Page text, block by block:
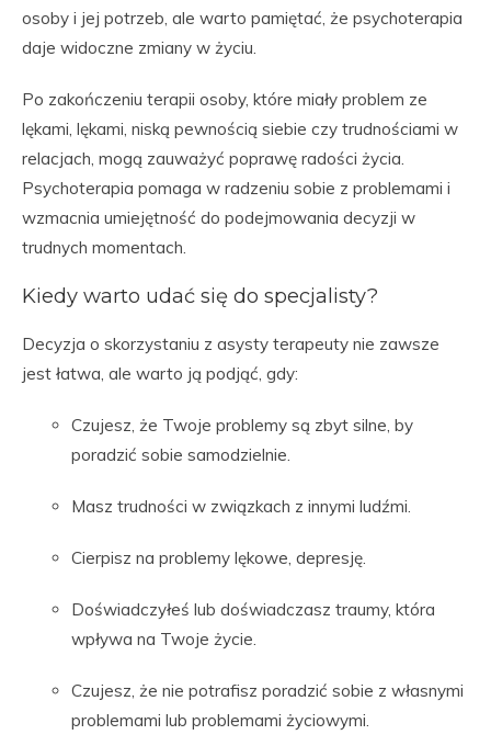
osoby i jej potrzeb, ale warto pamiętać, że psychoterapia
daje widoczne zmiany w życiu.
Po zakończeniu terapii osoby, które miały problem ze
lękami, lękami, niską pewnością siebie czy trudnościami w
relacjach, mogą zauważyć poprawę radości życia.
Psychoterapia pomaga w radzeniu sobie z problemami i
wzmacnia umiejętność do podejmowania decyzji w
trudnych momentach.
Kiedy warto udać się do specjalisty?
Decyzja o skorzystaniu z asysty terapeuty nie zawsze
jest łatwa, ale warto ją podjąć, gdy:
Czujesz, że Twoje problemy są zbyt silne, by
poradzić sobie samodzielnie.
Masz trudności w związkach z innymi ludźmi.
Cierpisz na problemy lękowe, depresję.
Doświadczyłeś lub doświadczasz traumy, która
wpływa na Twoje życie.
Czujesz, że nie potrafisz poradzić sobie z własnymi
problemami lub problemami życiowymi.